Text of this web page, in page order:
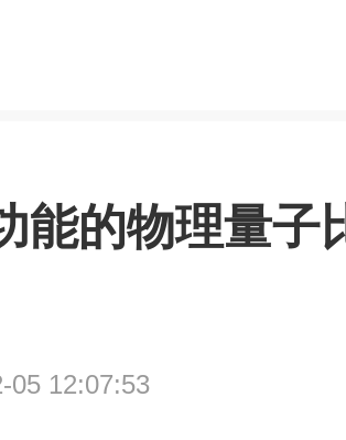
能的物理量子
05 12:07:53